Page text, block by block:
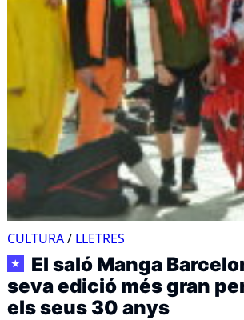
CULTURA/ LLETRES
★
El saló Manga
seva edició més gran
els seus 30 anys